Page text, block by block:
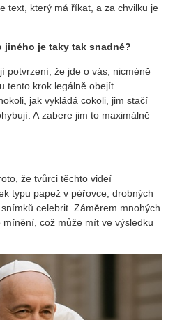
text, který má říkat, a za chvilku je
jiného je taky tak snadné?
potvrzení, že jde o vás, nicméně
tento krok legálně obejít.
jak vykládá cokoli, jim stačí
A zabere jim to maximálně
že tvůrci těchto videí
typu papež v péřovce, drobných
celebrit. Záměrem mnohých
což může mít ve výsledku